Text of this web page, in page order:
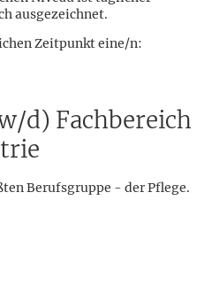
ausgezeichnet.
Zeitpunkt eine/n:
d) Fachbereich
Berufsgruppe - der Pflege.